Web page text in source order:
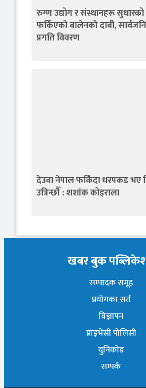
रुग्ण उद्योग र संस्थानहरू सुधारको
फर्किएको बालेनकाे दाबी,
प्रगति विवरण
देउवा नेपाल फर्किंदा धरपकड भए
उत्रिन्छौँ : शशांक कोइराला
खबर बुक
सम्पादक समूह
प्रयोगका सर्त
विज्ञापन
प्राइभेसी पोलिसी
युनिकोड
सम्पर्क